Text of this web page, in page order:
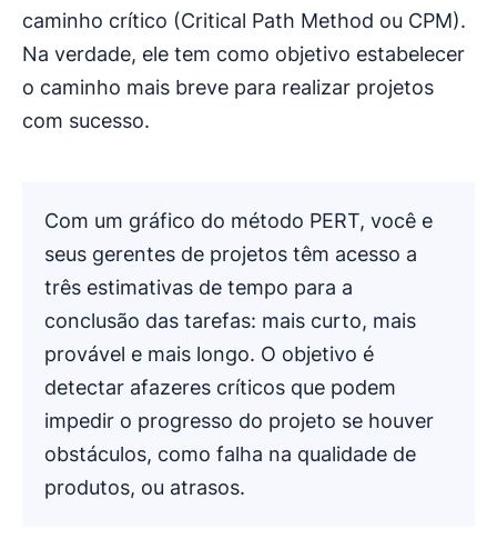
caminho crítico (Critical Path Method ou CPM).
Na verdade, ele tem como objetivo estabelecer
o caminho mais breve para realizar projetos
com sucesso.
Com um gráfico do método PERT, você e
seus gerentes de projetos têm acesso a
três estimativas de tempo para a
conclusão das tarefas: mais curto, mais
provável e mais longo. O objetivo é
detectar afazeres críticos que podem
impedir o progresso do projeto se houver
obstáculos, como falha na qualidade de
produtos, ou atrasos.